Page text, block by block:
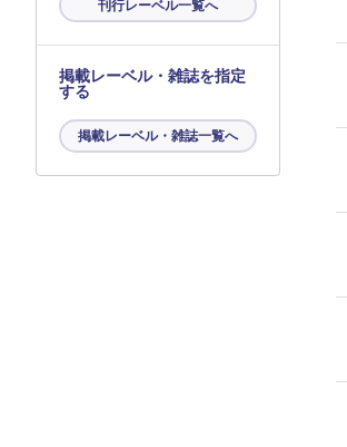
刊行レーベル一覧へ
掲載レーベル・雑誌を指定
する
掲載レーベル・雑誌一覧へ